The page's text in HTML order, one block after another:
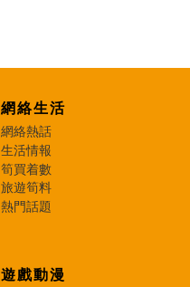
網絡生活
網絡熱話
生活情報
筍買着數
旅遊筍料
熱門話題
遊戲動漫